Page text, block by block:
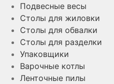
Подвесные весы
Столы для жиловки
Столы для обвалки
Столы для разделки
Упаковщики
Варочные котлы
Ленточные пилы